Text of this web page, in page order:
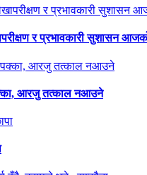
र प्रभावकारी सुशासन
आरजु तत्काल नआउने